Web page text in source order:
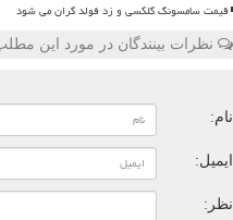
قیمت سامسونگ گلکسی و زد فولد گران می شود
نظرات بینندگان در مورد این
نام:
ایمیل:
نظر: